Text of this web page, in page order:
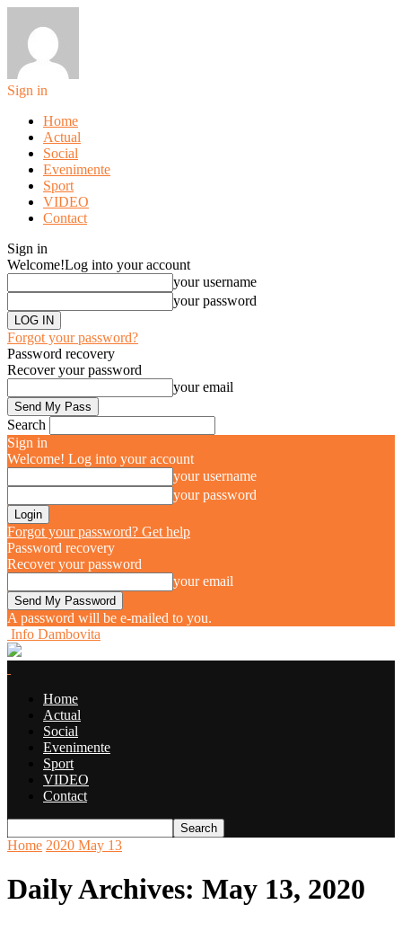
Sign in
Home
Actual
Social
Evenimente
Sport
VIDEO
Contact
Sign in
Welcome!Log into your account
your username
your password
Forgot your password?
Password recovery
Recover your password
your email
Search
Sign in
Welcome! Log into your account
your username
your password
Forgot your password? Get help
Password recovery
Recover your password
your email
A password will be e-mailed to you.
Info Dambovita
Home
Actual
Social
Evenimente
Sport
VIDEO
Contact
Home 2020 May 13
Daily Archives: May 13, 2020